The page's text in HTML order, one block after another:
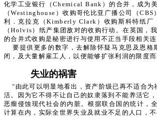
化学工业银行（Chemical Bank）的合并，成为
（Westinghouse）收购哥伦比亚广播公司（
利．克拉克（Kimberly Clark）收购斯科特纸厂
（Holvis）纸产集团敌对的收购行动。在英国，
的合并式收购是秘密进行与使用不正当手段相关
要提供更多的数字，去解除怀疑马克思及恩
闭，及大量解雇工人，以便能够扩张利润的限度而
失业的祸害
"由此可以明显地看出，资产阶级已再不适合
活。因为它不得不让自己的奴隶落到不能养活它
恶瘤侵蚀现代社会的内脏。根据联合国的统计，
计算在内，实际全世界失业及就业不足的人口，不